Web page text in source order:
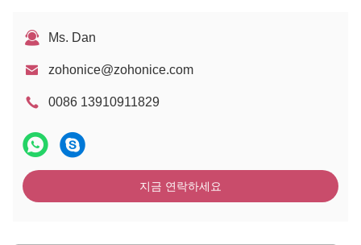
Ms. Dan
zohonice@zohonice.com
0086 13910911829
지금 연락하세요